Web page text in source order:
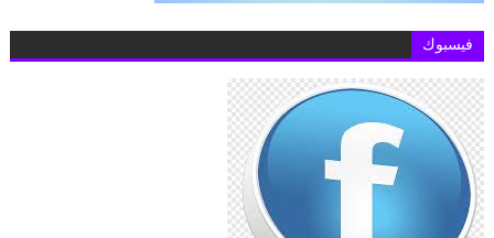
فيسبوك